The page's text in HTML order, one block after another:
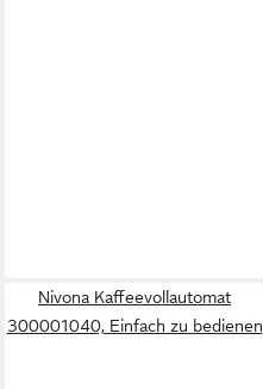
Nivona Kaffeevollautomat
300001040, Einfach zu bedienen